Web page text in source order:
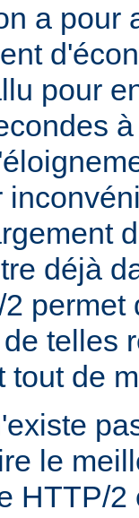
a pour
pour
déjà
permet
telles
tout de
le
HTTP/2